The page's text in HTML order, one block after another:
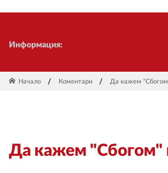
Информация:
Начало Коментари Да кажем
Да кажем "Сбогом"